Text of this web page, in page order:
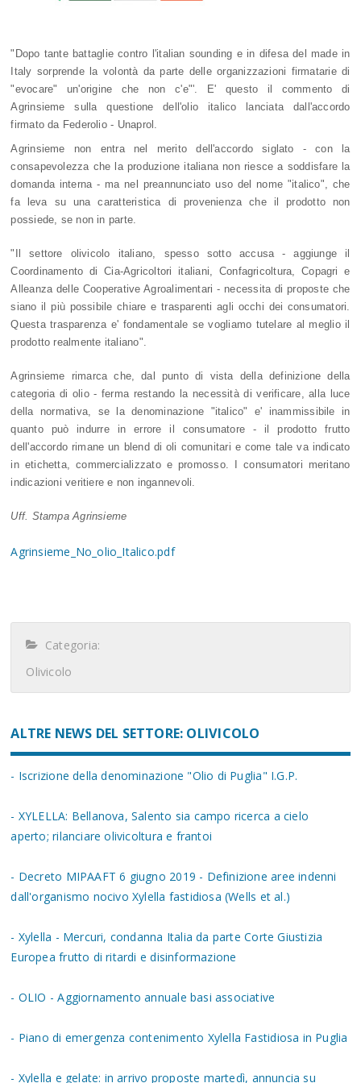
"Dopo tante battaglie contro l'italian sounding e in difesa del made in
Italy sorprende la volontà da parte delle organizzazioni firmatarie di
"evocare" un'origine che non c'e"'. E' questo il commento di
Agrinsieme sulla questione dell'olio italico lanciata dall'accordo
firmato da Federolio - Unaprol.
Agrinsieme non entra nel merito dell'accordo siglato - con la
consapevolezza che la produzione italiana non riesce a soddisfare la
domanda interna - ma nel preannunciato uso del nome "italico", che
fa leva su una caratteristica di provenienza che il prodotto non
possiede, se non in parte.
"Il settore olivicolo italiano, spesso sotto accusa - aggiunge il
Coordinamento di Cia-Agricoltori italiani, Confagricoltura, Copagri e
Alleanza delle Cooperative Agroalimentari - necessita di proposte che
siano il più possibile chiare e trasparenti agli occhi dei consumatori
Questa trasparenza e' fondamentale se vogliamo tutelare al meglio il
prodotto realmente italiano".
Agrinsieme rimarca che, dal punto di vista della definizione della
categoria di olio - ferma restando la necessità di verificare, alla luce
della normativa, se la denominazione "italico" e' inammissibile in
quanto può indurre in errore il consumatore - il prodotto frutto
dell'accordo rimane un blend di oli comunitari e come tale va indicato
in etichetta, commercializzato e promosso. I consumatori meritano
indicazioni veritiere e non ingannevoli.
Uff. Stampa Agrinsieme
Agrinsieme_No_olio_Italico.pdf
Categoria:
Olivicolo
ALTRE NEWS DEL SETTORE: OLIVICOLO
- Iscrizione della denominazione "Olio di Puglia" I.G.P.
- XYLELLA: Bellanova, Salento sia campo ricerca a cielo
aperto; rilanciare olivicoltura e frantoi
- Decreto MIPAAFT 6 giugno 2019 - Definizione aree indenni
dall'organismo nocivo Xylella fastidiosa (Wells et al.)
- Xylella - Mercuri, condanna Italia da parte Corte Giustizia
Europea frutto di ritardi e disinformazione
- OLIO - Aggiornamento annuale basi associative
- Piano di emergenza contenimento Xylella Fastidiosa in Puglia
- Xylella e gelate: in arrivo proposte martedì, annuncia su